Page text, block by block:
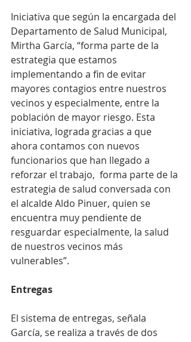
Iniciativa que según la encargada del
Departamento de Salud Municipal,
Mirtha García, “forma parte de la
estrategia que estamos
implementando a fin de evitar
mayores contagios entre nuestros
vecinos y especialmente, entre la
población de mayor riesgo. Esta
iniciativa, lograda gracias a que
ahora contamos con nuevos
funcionarios que han llegado a
reforzar el trabajo,  forma parte de la
estrategia de salud conversada con
el alcalde Aldo Pinuer, quien se
encuentra muy pendiente de
resguardar especialmente, la salud
de nuestros vecinos más
vulnerables”.
Entregas
El sistema de entregas, señala
García, se realiza a través de dos